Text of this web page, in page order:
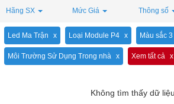
Hãng SX Mức Giá Thông số
Led Ma Trận Loại Module P4 Màu sắc
Môi Trường Sử Dụng Trong nhà Xem tất cả
Không tìm thấy dữ liệu